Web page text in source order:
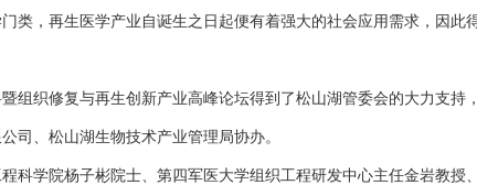
类，再生医学产业自诞生之日起便有着强大的社会应用需求，因
组织修复与再生创新产业高峰论坛得到了松山湖管委会的大力支
司、松山湖生物技术产业管理局协办。
科学院杨子彬院士、第四军医大学组织工程研发中心主任金岩教